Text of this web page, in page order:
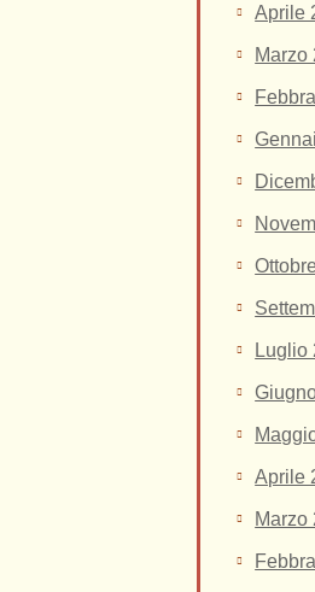
Aprile
Marzo
Luglio
Aprile
Marzo